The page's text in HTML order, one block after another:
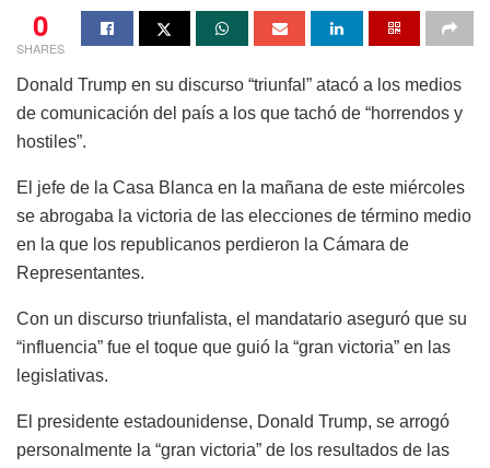
0
SHARES
Donald Trump en su discurso “triunfal” atacó a los medios
de comunicación del país a los que tachó de “horrendos y
hostiles”.
El jefe de la Casa Blanca en la mañana de este miércoles
se abrogaba la victoria de las elecciones de término medio
en la que los republicanos perdieron la Cámara de
Representantes.
Con un discurso triunfalista, el mandatario aseguró que su
“influencia” fue el toque que guió la “gran victoria” en las
legislativas.
El presidente estadounidense, Donald Trump, se arrogó
personalmente la “gran victoria” de los resultados de las